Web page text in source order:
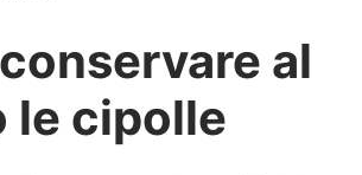
al
le cipolle